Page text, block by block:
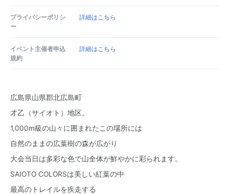
プライバシーポリシ
ー
詳細はこちら
イベント主催者申込
規約
詳細はこちら
広島県山県郡北広島町
才乙（サイオト）地区。
1,000m級の山々に囲まれたこの場所には
自然のままの広葉樹の森が広がり
大会当日は多彩な色で山全体が鮮やかに彩られます。
SAIOTO COLORSは美しい紅葉の中
最高のトレイルを疾走する